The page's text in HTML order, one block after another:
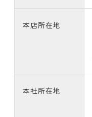
本店所在地
本社所在地